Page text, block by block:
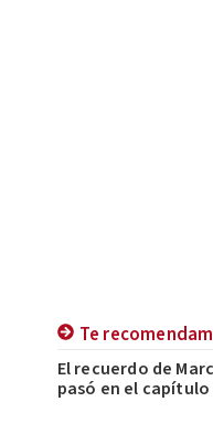
Te
El recuerdo de
pasó en el